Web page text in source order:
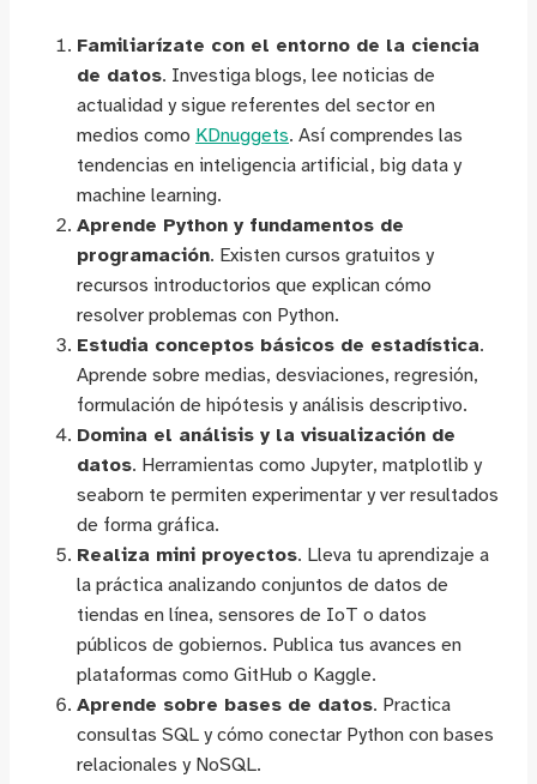
Familiarízate con el entorno de la ciencia
de datos. Investiga blogs, lee noticias de
actualidad y sigue referentes del sector en
medios como KDnuggets. Así comprendes las
tendencias en inteligencia artificial, big data y
machine learning.
Aprende Python y fundamentos de
programación. Existen cursos gratuitos y
recursos introductorios que explican cómo
resolver problemas con Python.
Estudia conceptos básicos de estadística.
Aprende sobre medias, desviaciones, regresión,
formulación de hipótesis y análisis descriptivo.
Domina el análisis y la visualización de
datos. Herramientas como Jupyter, matplotlib y
seaborn te permiten experimentar y ver resultados
de forma gráfica.
Realiza mini proyectos. Lleva tu aprendizaje a
la práctica analizando conjuntos de datos de
tiendas en línea, sensores de IoT o datos
públicos de gobiernos. Publica tus avances en
plataformas como GitHub o Kaggle.
Aprende sobre bases de datos. Practica
consultas SQL y cómo conectar Python con bases
relacionales y NoSQL.